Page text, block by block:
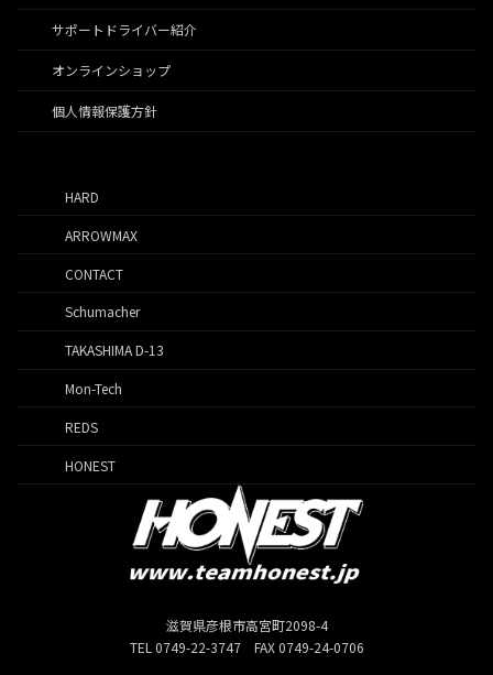
サポートドライバー紹介
オンラインショップ
個人情報保護方針
HARD
ARROWMAX
CONTACT
Schumacher
TAKASHIMA D-13
Mon-Tech
REDS
HONEST
滋賀県彦根市高宮町2098-4
TEL 0749-22-3747 FAX 0749-24-0706